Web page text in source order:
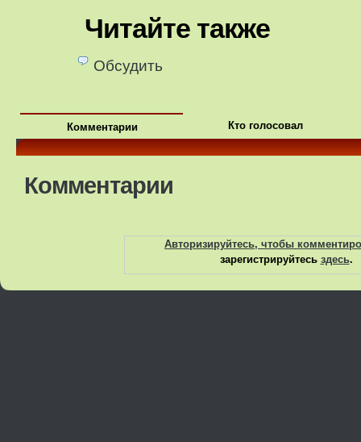
Читайте также
Обсудить
Комментарии Кто голосовал
Комментарии
Авторизируйтесь, чтобы
зарегистрируйтесь здесь.